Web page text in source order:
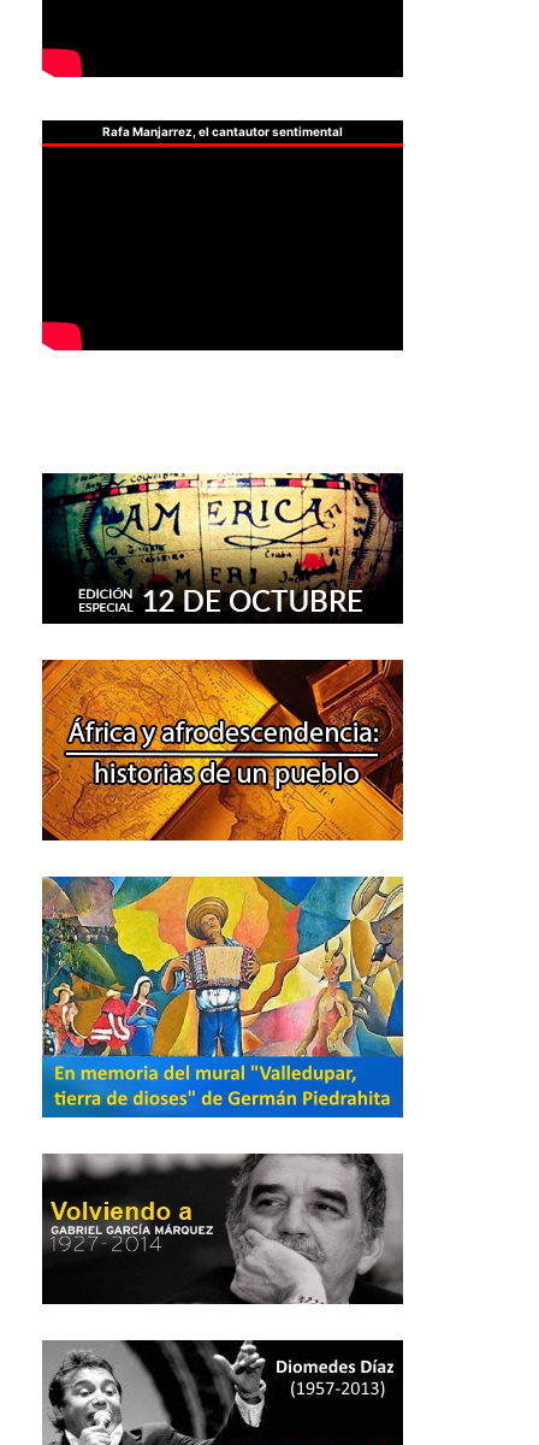
Rafa Manjarrez, el cantautor sentimental